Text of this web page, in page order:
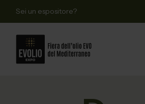
Sei un espositore?